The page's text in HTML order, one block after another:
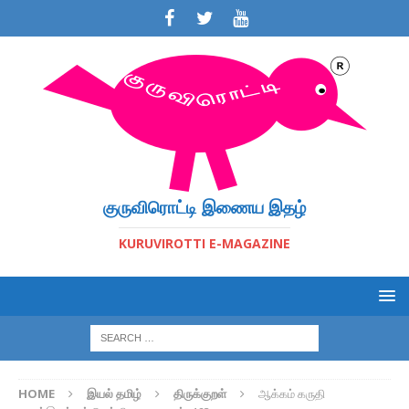
குருவிரொட்டி இணைய இதழ்
KURUVIROTTI E-MAGAZINE
HOME இயல் தமிழ் திருக்குறள்
ஆக்கம் கருதி